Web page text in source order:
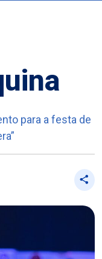
para a festa de